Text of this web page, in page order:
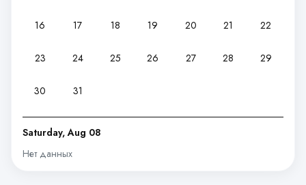
16 17 18 19 20 21 22
23 24 25 26 27 28 29
30 31
Saturday, Aug 08
Нет данных